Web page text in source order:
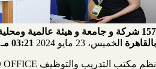
157 شركة و جامعة و هيئة عالمية
بالقاهرة الخميس، 23 مايو 2024 03:21 مـ